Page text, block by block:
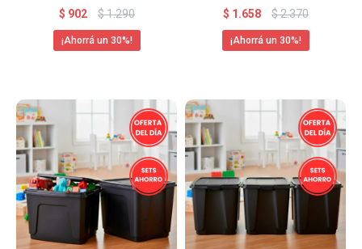
$ 902 $1.290
30
reforzada -
$ 1.658 $2.370
30